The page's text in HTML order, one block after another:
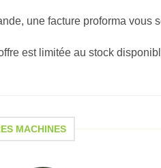
une facture proforma vous
est limitée au stock
MACHINES